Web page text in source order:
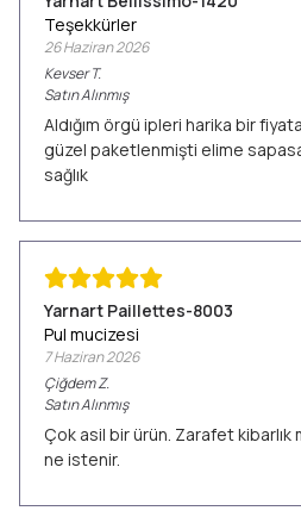
Teşekkürler
26 Haziran 2026
Kevser T.
Satın Alınmış
Aldığım örgü ipleri harika bir
güzel paketlenmişti elime
sağlık
Yarnart Paillettes-8003
Pul mucizesi
7 Haziran 2026
ÇiğdemZ.
Satın Alınmış
Çok asil bir ürün. Zarafet
ne istenir.